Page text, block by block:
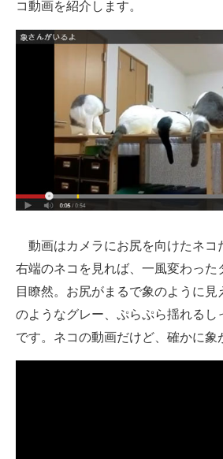
スマホと通信の最新トレンド
進化するPCとデバイスの未来
好きが集まる 比べて選べる
ビジネスと働き方のヒント
AI活用のいまが分かる
企業ITのトレンドを詳説
マーケ×ITの今がよく分かる
ITエンジニア向け専門サイト
企業向けIT製品の総合サイト
コ動画を紹介します。
動画はカメラにお尻を向けたネコ
右端のネコを見れば、一風変わった
目瞭然。お尻がまるで象のように見
のようなグレー、ぷらぷら揺れるし
です。ネコの動画だけど、確かに象